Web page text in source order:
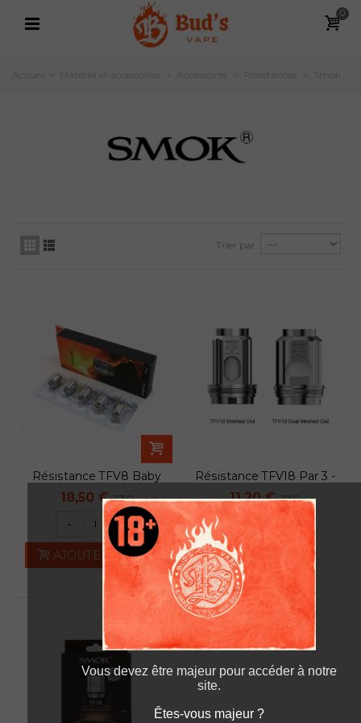
0
Trier par
Résistance TFV8 Baby
Q2 Par 5 -...
18,50 € TTC
- +
AJOUTER AU PANIER
Résistance TFV18 Par 3 -
Smok
11,20 € TTC
En rupture de stock
Êtes-vous majeur ?
Vous devez être majeur pour accéder à notre
site.
Êtes-vous majeur ?